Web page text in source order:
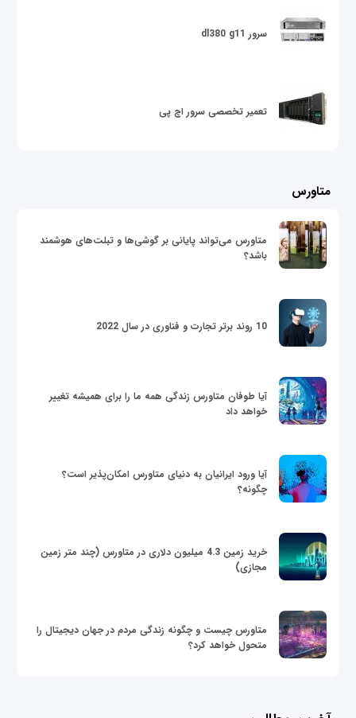
سرور dl380 g11
تعمیر تخصصی سرور اچ پی
متاورس
متاورس می‌تواند پایانی بر گوشی‌ها و تبلت‌های هوشمند
باشد؟
10 روند برتر تجارت و فناوری در سال 2022
آیا طوفان متاورس زندگی همه ما را برای همیشه تغییر
خواهد داد
آیا ورود ایرانیان به دنیای متاورس امکان‌پذیر است؟
چگونه؟
خرید زمین 4.3 میلیون دلاری در متاورس (چند متر زمین
مجازی)
متاورس چیست و چگونه زندگی مردم در جهان دیجیتال را
متحول خواهد کرد؟